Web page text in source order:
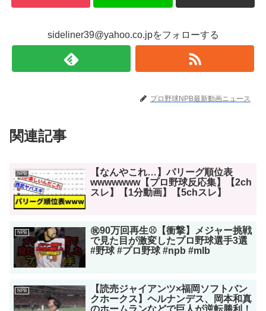
sideliner39@yahoo.co.jpをフォローする
プロ野球NPB最新動画ニュース
関連記事
NPB
【なんやこれ…】パリーグ順位表
wwwwwww【プロ野球反応集】【2ch
スレ】【1分動画】【5chスレ】
NPB
㊗️90万回再生⚾️【衝撃】メジャー挑戦
で見た目が激変したプロ野球選手3選
#野球 #プロ野球 #npb #mlb
NPB
【読売ジャイアンツ×福岡ソフトバン
クホークス】ヘルナンデス、岡本和真